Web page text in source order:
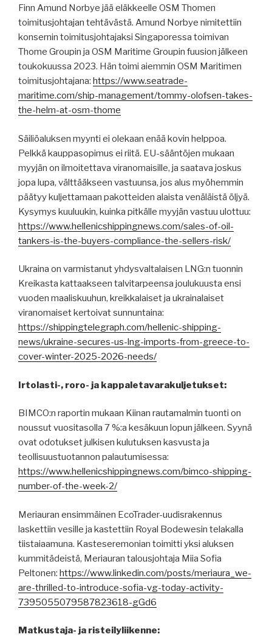
Finn Amund Norbye jää eläkkeelle OSM Thomen
toimitusjohtajan tehtävästä. Amund Norbye nimitettiin
konsernin toimitusjohtajaksi Singaporessa toimivan
Thome Groupin ja OSM Maritime Groupin fuusion jälkeen
toukokuussa 2023. Hän toimi aiemmin OSM Maritimen
toimitusjohtajana: https://www.seatrade-
maritime.com/ship-management/tommy-olofsen-takes-
the-helm-at-osm-thome
Säiliöaluksen myynti ei olekaan enää kovin helppoa.
Pelkkä kauppasopimus ei riitä. EU-sääntöjen mukaan
myyjän on ilmoitettava viranomaisille, ja saatava joskus
jopa lupa, välttääkseen vastuunsa, jos alus myöhemmin
päätyy kuljettamaan pakotteiden alaista venäläistä öljyä.
Kysymys kuuluukin, kuinka pitkälle myyjän vastuu ulottuu:
https://www.hellenicshippingnews.com/sales-of-oil-
tankers-is-the-buyers-compliance-the-sellers-risk/
Ukraina on varmistanut yhdysvaltalaisen LNG:n tuonnin
Kreikasta kattaakseen talvitarpeensa joulukuusta ensi
vuoden maaliskuuhun, kreikkalaiset ja ukrainalaiset
viranomaiset kertoivat sunnuntaina:
https://shippingtelegraph.com/hellenic-shipping-
news/ukraine-secures-us-lng-imports-from-greece-to-
cover-winter-2025-2026-needs/
Irtolasti-, roro- ja kappaletavarakuljetukset:
BIMCO:n raportin mukaan Kiinan rautamalmin tuonti on
noussut vuositasolla 7 %:a kesäkuun lopun jälkeen. Syynä
ovat odotukset julkisen kulutuksen kasvusta ja
teollisuustuotannon palautumisessa:
https://www.hellenicshippingnews.com/bimco-shipping-
number-of-the-week-2/
Meriauran ensimmäinen EcoTrader-uudisrakennus
laskettiin vesille ja kastettiin Royal Bodewesin telakalla
tiistaiaamuna. Kasteseremonian toimitti yksi aluksen
kummitädeistä, Meriauran talousjohtaja Miia Sofia
Peltonen: https://www.linkedin.com/posts/meriaura_we-
are-thrilled-to-introduce-sofia-vg-today-activity-
7395055079587823618-gGd6
Matkustaja- ja risteilyliikenne: